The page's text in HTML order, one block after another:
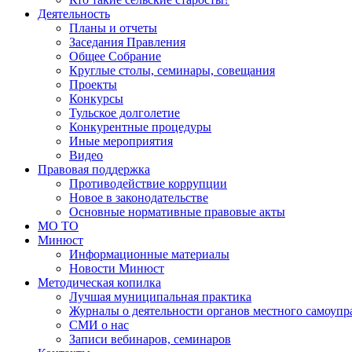
Деятельность
Планы и отчеты
Заседания Правления
Общее Собрание
Круглые столы, семинары, совещания
Проекты
Конкурсы
Тульское долголетие
Конкурентные процедуры
Иные мероприятия
Видео
Правовая поддержка
Противодействие коррупции
Новое в законодательстве
Основные нормативные правовые акты
МО ТО
Минюст
Информационные материалы
Новости Минюст
Методическая копилка
Лучшая муниципальная практика
Журналы о деятельности органов местного
СМИ о нас
Записи вебинаров, семинаров